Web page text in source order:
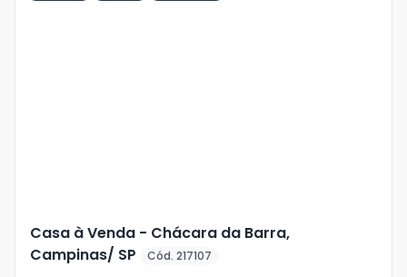
Casa à Venda - Chácara da Barra,
Campinas/ SP
Cód. 217107